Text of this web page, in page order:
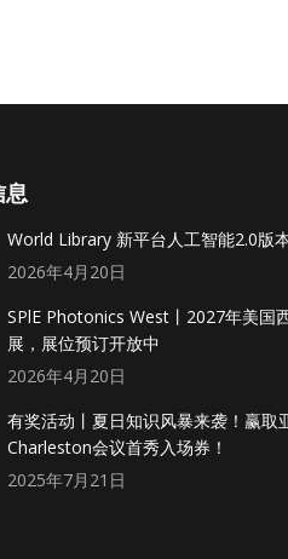
息
World Library 新平台人工智能2.0版
2026年4月20日
SPlE Photonics West丨2027年美国
展，展位预订开放中
2026年4月20日
有奖活动丨夏日知识风暴来袭！赢取
Charleston会议首秀入场券！
2025年7月21日